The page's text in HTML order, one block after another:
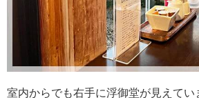
室内からでも右手に浮御堂が見えてい